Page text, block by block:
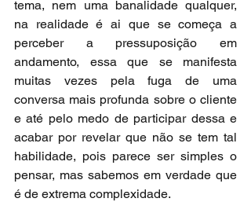
tema, nem uma banalidade qualquer,
na realidade é ai que se começa a
perceber a pressuposição em
andamento, essa que se manifesta
muitas vezes pela fuga de uma
conversa mais profunda sobre o cliente
e até pelo medo de participar dessa e
acabar por revelar que não se tem tal
habilidade, pois parece ser simples o
pensar, mas sabemos em verdade que
é de extrema complexidade.